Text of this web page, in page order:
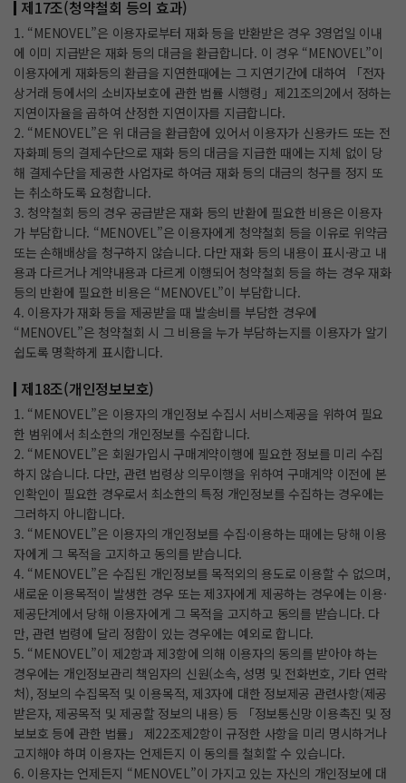
제17조(청약철회 등의 효과)
1. “MENOVEL”은 이용자로부터 재화 등을 반환받은 경우 3영업일 이내
에 이미 지급받은 재화 등의 대금을 환급합니다. 이 경우 “MENOVEL”이
이용자에게 재화등의 환급을 지연한때에는 그 지연기간에 대하여 「전자
상거래 등에서의 소비자보호에 관한 법률 시행령」제21조의2에서 정하는
지연이자율을 곱하여 산정한 지연이자를 지급합니다.
2. “MENOVEL”은 위 대금을 환급함에 있어서 이용자가 신용카드 또는 전
자화폐 등의 결제수단으로 재화 등의 대금을 지급한 때에는 지체 없이 당
해 결제수단을 제공한 사업자로 하여금 재화 등의 대금의 청구를 정지 또
는 취소하도록 요청합니다.
3. 청약철회 등의 경우 공급받은 재화 등의 반환에 필요한 비용은 이용자
가 부담합니다. “MENOVEL”은 이용자에게 청약철회 등을 이유로 위약금
또는 손해배상을 청구하지 않습니다. 다만 재화 등의 내용이 표시·광고 내
용과 다르거나 계약내용과 다르게 이행되어 청약철회 등을 하는 경우 재화
등의 반환에 필요한 비용은 “MENOVEL”이 부담합니다.
4. 이용자가 재화 등을 제공받을 때 발송비를 부담한 경우에
“MENOVEL”은 청약철회 시 그 비용을 누가 부담하는지를 이용자가 알기
쉽도록 명확하게 표시합니다.
제18조(개인정보보호)
1. “MENOVEL”은 이용자의 개인정보 수집시 서비스제공을 위하여 필요
한 범위에서 최소한의 개인정보를 수집합니다.
2. “MENOVEL”은 회원가입시 구매계약이행에 필요한 정보를 미리 수집
하지 않습니다. 다만, 관련 법령상 의무이행을 위하여 구매계약 이전에 본
인확인이 필요한 경우로서 최소한의 특정 개인정보를 수집하는 경우에는
그러하지 아니합니다.
3. “MENOVEL”은 이용자의 개인정보를 수집·이용하는 때에는 당해 이용
자에게 그 목적을 고지하고 동의를 받습니다.
4. “MENOVEL”은 수집된 개인정보를 목적외의 용도로 이용할 수 없으며,
새로운 이용목적이 발생한 경우 또는 제3자에게 제공하는 경우에는 이용·
제공단계에서 당해 이용자에게 그 목적을 고지하고 동의를 받습니다. 다
만, 관련 법령에 달리 정함이 있는 경우에는 예외로 합니다.
5. “MENOVEL”이 제2항과 제3항에 의해 이용자의 동의를 받아야 하는
경우에는 개인정보관리 책임자의 신원(소속, 성명 및 전화번호, 기타 연락
처), 정보의 수집목적 및 이용목적, 제3자에 대한 정보제공 관련사항(제공
받은자, 제공목적 및 제공할 정보의 내용) 등 「정보통신망 이용촉진 및 정
보보호 등에 관한 법률」 제22조제2항이 규정한 사항을 미리 명시하거나
고지해야 하며 이용자는 언제든지 이 동의를 철회할 수 있습니다.
6. 이용자는 언제든지 “MENOVEL”이 가지고 있는 자신의 개인정보에 대